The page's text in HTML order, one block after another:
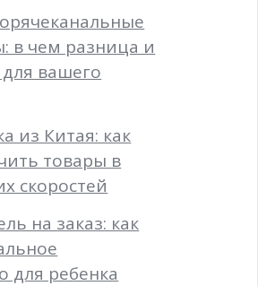
в чем разница и
вашего
из Китая: как
товары в
скоростей
на заказ: как
для ребенка